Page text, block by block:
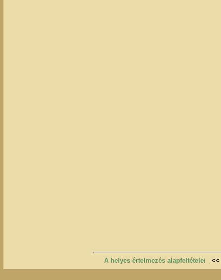
A helyes értelmezés alapfeltételei <<